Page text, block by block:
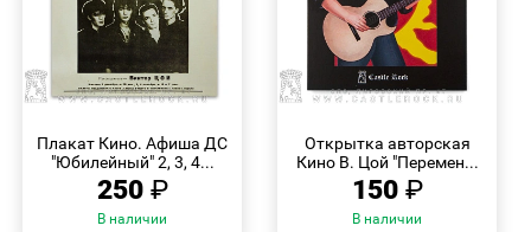
Плакат Кино. Афиша ДС
"Юбилейный" 2, 3, 4...
250 ₽
В наличии
Открытка авторская
Кино В. Цой "Перемен...
150 ₽
В наличии